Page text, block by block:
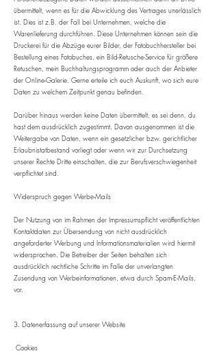
übermittelt, wenn es für die Abwicklung des Vertrages unerlässlich
ist. Dies ist z.B. der Fall bei Unternehmen, welche die
Warenlieferung durchführen. Diese Unternehmen können sein die
Druckerei für die Abzüge eurer Bilder, der Fotobuchhersteller bei
Bestellung eines Fotobuches, ein Bild-Retusche-Service für größere
Retuschen, mein Buchhaltungsprogramm oder auch der Anbieter
der Online-Galerie. Gerne erteile ich euch Auskunft, wo sich eure
Daten zu welchem Zeitpunkt genau befinden.
Darüber hinaus werden keine Daten übermittelt, es sei denn, du
hast dem ausdrücklich zugestimmt. Davon ausgenommen ist die
Weitergabe von Daten, wenn ein gesetzlicher bzw. gerichtlicher
Erlaubnistatbestand vorliegt oder wenn wir zur Durchsetzung
unserer Rechte Dritte einschalten, die zur Berufsverschwiegenheit
verpflichtet sind.
Widerspruch gegen Werbe-Mails
Der Nutzung von im Rahmen der Impressumspflicht veröffentlichten
Kontaktdaten zur Übersendung von nicht ausdrücklich
angeforderter Werbung und Informationsmaterialien wird hiermit
widersprochen. Die Betreiber der Seiten behalten sich
ausdrücklich rechtliche Schritte im Falle der unverlangten
Zusendung von Werbeinformationen, etwa durch Spam-E-Mails,
vor.
3. Datenerfassung auf unserer Website
Cookies